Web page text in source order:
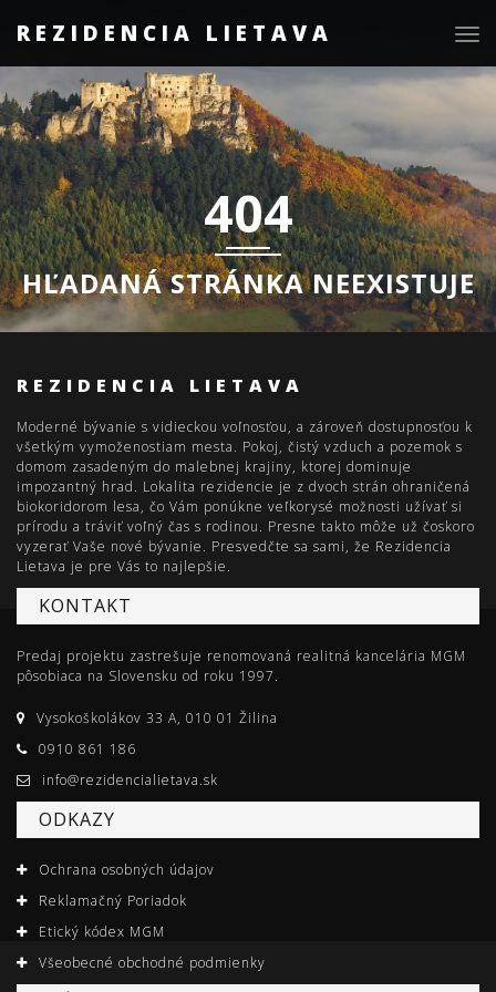
REZIDENCIA LIETAVA
404
HĽADANÁ STRÁNKA NEEXISTUJE
REZIDENCIA LIETAVA
Moderné bývanie s vidieckou voľnosťou, a zároveň dostupnosťou k
všetkým vymoženostiam mesta. Pokoj, čistý vzduch a pozemok s
domom zasadeným do malebnej krajiny, ktorej dominuje
impozantný hrad. Lokalita rezidencie je z dvoch strán ohraničená
biokoridorom lesa, čo Vám ponúkne veľkorysé možnosti užívať si
prírodu a tráviť voľný čas s rodinou. Presne takto môže už čoskoro
vyzerať Vaše nové bývanie. Presvedčte sa sami, že Rezidencia
Lietava je pre Vás to najlepšie.
KONTAKT
Predaj projektu zastrešuje renomovaná realitná kancelária MGM
pôsobiaca na Slovensku od roku 1997.
Vysokoškolákov 33 A, 010 01 Žilina
0910 861 186
info@rezidencialietava.sk
ODKAZY
Ochrana osobných údajov
Reklamačný Poriadok
Etický kódex MGM
Všeobecné obchodné podmienky